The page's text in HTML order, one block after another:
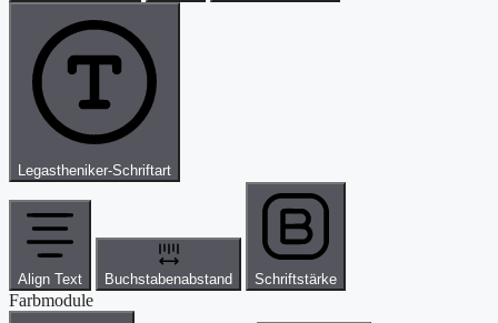
Legastheniker-Schriftart
Align Text Buchstabenabstand Schriftstärke
Farbmodule